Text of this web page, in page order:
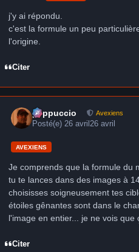
j'y ai répondu.
c'est la formule un peu
l'origine.
Citer
peppuccio Avexiens
Posté(e)26 avril26 avril
AVEXIENS
Je comprends que la formule du
tu te lances dans des images à
choisisses soigneusement tes
étoiles gênantes sont dans le
l'image en entier... je ne vois que
Citer